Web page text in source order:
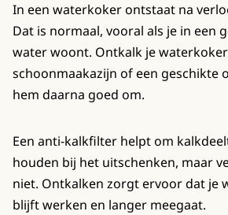
In een waterkoker ontstaat na
Dat is normaal, vooral als je in een
water woont. Ontkalk je
schoonmaakazijn of een geschikte
hem daarna goed om.
Een anti-kalkfilter helpt om
houden bij het uitschenken, maar
niet. Ontkalken zorgt ervoor dat je
blijft werken en langer meegaat.